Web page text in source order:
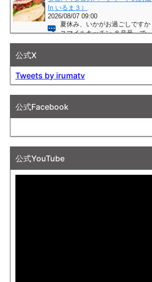
公式X
Tweets by irumatv
公式Facebook
公式YouTube